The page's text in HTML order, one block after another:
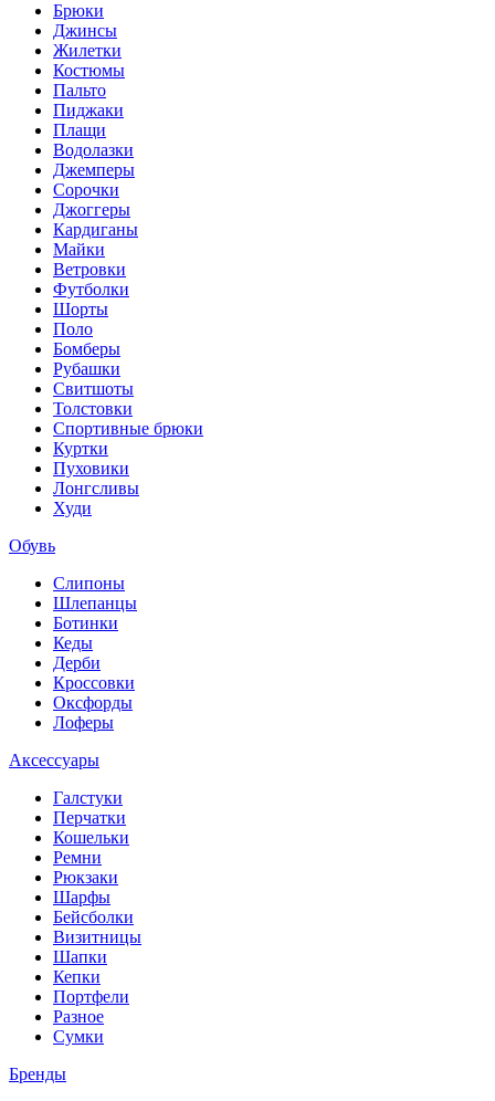
Брюки
Джинсы
Жилетки
Костюмы
Пальто
Пиджаки
Плащи
Водолазки
Джемперы
Сорочки
Джоггеры
Кардиганы
Майки
Ветровки
Футболки
Шорты
Поло
Бомберы
Рубашки
Свитшоты
Толстовки
Спортивные брюки
Куртки
Пуховики
Лонгсливы
Худи
Обувь
Слипоны
Шлепанцы
Ботинки
Кеды
Дерби
Кроссовки
Оксфорды
Лоферы
Аксессуары
Галстуки
Перчатки
Кошельки
Ремни
Рюкзаки
Шарфы
Бейсболки
Визитницы
Шапки
Кепки
Портфели
Разное
Сумки
Бренды